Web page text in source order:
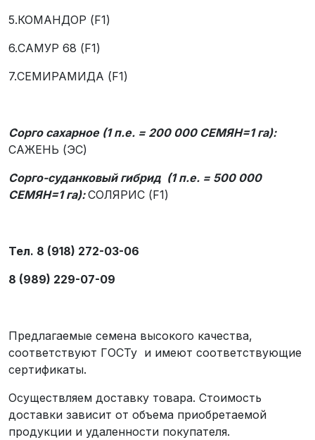
5.КОМАНДОР (F1)
6.САМУР 68 (F1)
7.СЕМИРАМИДА (F1)
Сорго сахарное (1 п.е. = 200 000 СЕМЯН=1 га):
САЖЕНЬ (ЭС)
Сорго-суданковый гибрид (1 п.е. = 500 000
СЕМЯН=1 га):СОЛЯРИС (F1)
Тел. 8 (918) 272-03-06
8 (989) 229-07-09
Предлагаемые семена высокого качества,
соответствуют ГОСТу и имеют соответствующие
сертификаты.
Осуществляем доставку товара. Стоимость
доставки зависит от объема приобретаемой
продукции и удаленности покупателя.